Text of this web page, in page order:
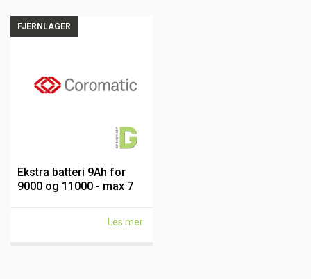
FJERNLAGER
Ekstra batteri 9Ah for
9000 og 11000 - max 7
Les mer